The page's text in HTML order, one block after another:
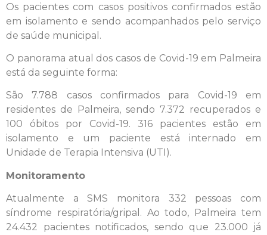
Os pacientes com casos positivos confirmados estão
em isolamento e sendo acompanhados pelo serviço
de saúde municipal.
O panorama atual dos casos de Covid-19 em Palmeira
está da seguinte forma:
São 7.788 casos confirmados para Covid-19 em
residentes de Palmeira, sendo 7.372 recuperados e
100 óbitos por Covid-19. 316 pacientes estão em
isolamento e um paciente está internado em
Unidade de Terapia Intensiva (UTI).
Monitoramento
Atualmente a SMS monitora 332 pessoas com
síndrome respiratória/gripal. Ao todo, Palmeira tem
24.432 pacientes notificados, sendo que 23.000 já